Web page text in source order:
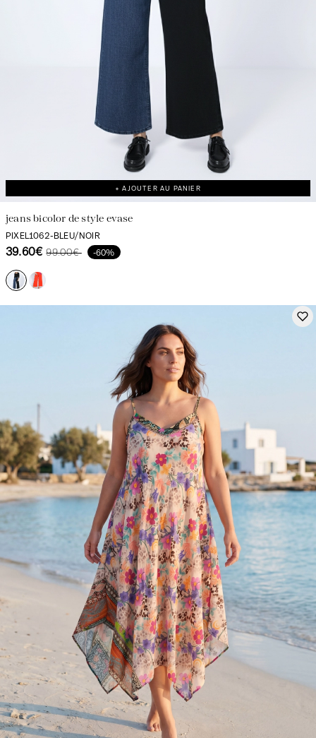
+ AJOUTER AU PANIER
jeans bicolor de style evase
PIXEL1062-BLEU/NOIR
39.60€ 99.00€ -60%